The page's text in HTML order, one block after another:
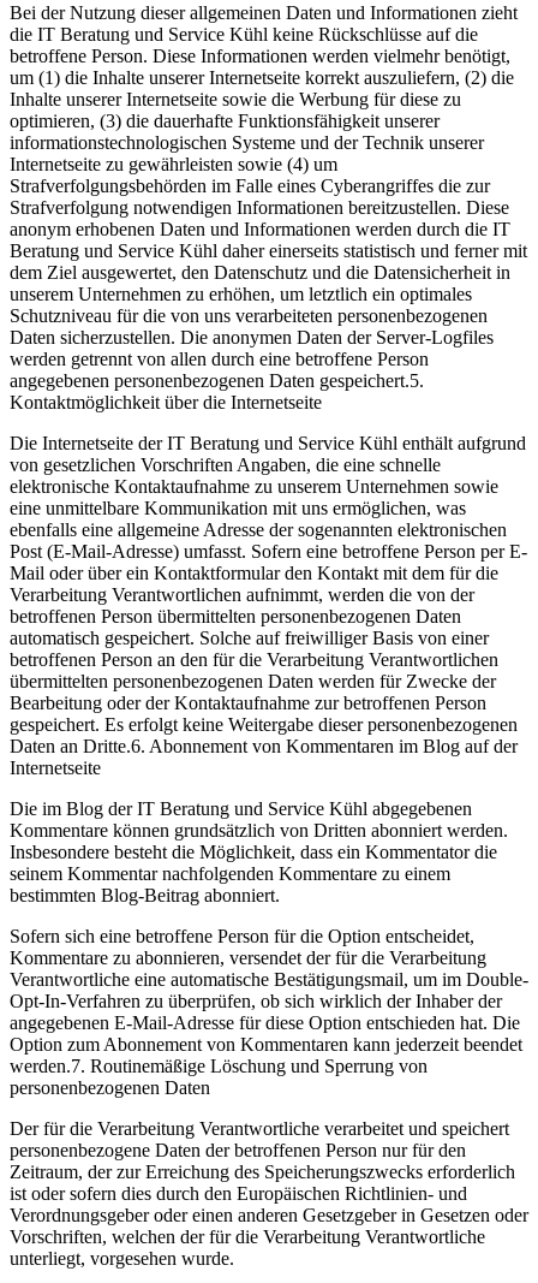
Bei der Nutzung dieser allgemeinen Daten und Informationen zieht
die IT Beratung und Service Kühl keine Rückschlüsse auf die
betroffene Person. Diese Informationen werden vielmehr benötigt,
um (1) die Inhalte unserer Internetseite korrekt auszuliefern, (2) die
Inhalte unserer Internetseite sowie die Werbung für diese zu
optimieren, (3) die dauerhafte Funktionsfähigkeit unserer
informationstechnologischen Systeme und der Technik unserer
Internetseite zu gewährleisten sowie (4) um
Strafverfolgungsbehörden im Falle eines Cyberangriffes die zur
Strafverfolgung notwendigen Informationen bereitzustellen. Diese
anonym erhobenen Daten und Informationen werden durch die IT
Beratung und Service Kühl daher einerseits statistisch und ferner mit
dem Ziel ausgewertet, den Datenschutz und die Datensicherheit in
unserem Unternehmen zu erhöhen, um letztlich ein optimales
Schutzniveau für die von uns verarbeiteten personenbezogenen
Daten sicherzustellen. Die anonymen Daten der Server-Logfiles
werden getrennt von allen durch eine betroffene Person
angegebenen personenbezogenen Daten gespeichert.5.
Kontaktmöglichkeit über die Internetseite
Die Internetseite der IT Beratung und Service Kühl enthält aufgrund
von gesetzlichen Vorschriften Angaben, die eine schnelle
elektronische Kontaktaufnahme zu unserem Unternehmen sowie
eine unmittelbare Kommunikation mit uns ermöglichen, was
ebenfalls eine allgemeine Adresse der sogenannten elektronischen
Post (E-Mail-Adresse) umfasst. Sofern eine betroffene Person per E-
Mail oder über ein Kontaktformular den Kontakt mit dem für die
Verarbeitung Verantwortlichen aufnimmt, werden die von der
betroffenen Person übermittelten personenbezogenen Daten
automatisch gespeichert. Solche auf freiwilliger Basis von einer
betroffenen Person an den für die Verarbeitung Verantwortlichen
übermittelten personenbezogenen Daten werden für Zwecke der
Bearbeitung oder der Kontaktaufnahme zur betroffenen Person
gespeichert. Es erfolgt keine Weitergabe dieser personenbezogenen
Daten an Dritte.6. Abonnement von Kommentaren im Blog auf der
Internetseite
Die im Blog der IT Beratung und Service Kühl abgegebenen
Kommentare können grundsätzlich von Dritten abonniert werden.
Insbesondere besteht die Möglichkeit, dass ein Kommentator die
seinem Kommentar nachfolgenden Kommentare zu einem
bestimmten Blog-Beitrag abonniert.
Sofern sich eine betroffene Person für die Option entscheidet,
Kommentare zu abonnieren, versendet der für die Verarbeitung
Verantwortliche eine automatische Bestätigungsmail, um im Double-
Opt-In-Verfahren zu überprüfen, ob sich wirklich der Inhaber der
angegebenen E-Mail-Adresse für diese Option entschieden hat. Die
Option zum Abonnement von Kommentaren kann jederzeit beendet
werden.7. Routinemäßige Löschung und Sperrung von
personenbezogenen Daten
Der für die Verarbeitung Verantwortliche verarbeitet und speichert
personenbezogene Daten der betroffenen Person nur für den
Zeitraum, der zur Erreichung des Speicherungszwecks erforderlich
ist oder sofern dies durch den Europäischen Richtlinien- und
Verordnungsgeber oder einen anderen Gesetzgeber in Gesetzen oder
Vorschriften, welchen der für die Verarbeitung Verantwortliche
unterliegt, vorgesehen wurde.